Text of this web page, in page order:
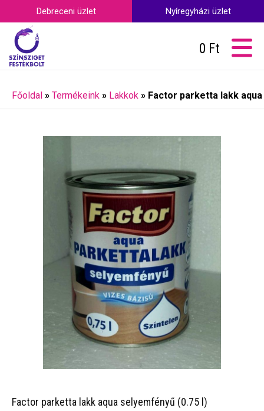
Debreceni üzlet Nyíregyházi üzlet
0 Ft
Főoldal » Termékeink » Lakkok » Factor parketta lakk
Factor parketta lakk aqua selyemfényű (0.75 l)